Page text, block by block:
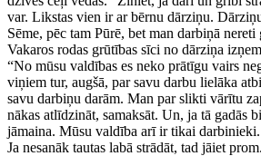
var. Likstas vien ir ar bērnu dārziņu.
Sēme, pēc tam Pūrē, bet man darbiņā nereti
Vakaros rodas grūtības sīci no dārziņa
“No mūsu valdības es neko prātīgu vairs
viņiem tur, augšā, par savu darbu lielāka
savu darbiņu darām. Man par slikti vārītu
nākas atlīdzināt, samaksāt. Un, ja tā gadās
jāmaina. Mūsu valdība arī ir tikai
Ja nesanāk tautas labā strādāt, tad jāiet